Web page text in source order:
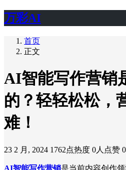
万彩AI
首页
正文
AI智能写作营销
的？轻轻松松，
难！
23 2 月, 2024 1762点热度 0人点赞
AI智能写作营销是当前内容创作